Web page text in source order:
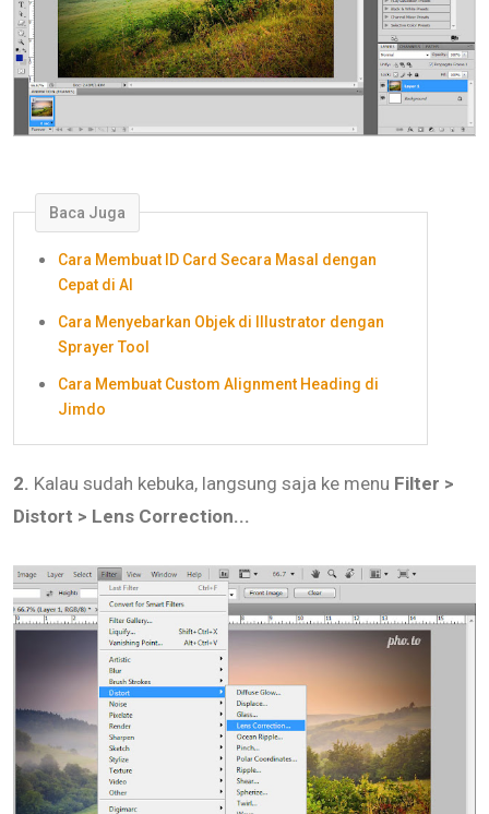
Baca Juga
Cara Membuat ID Card Secara Masal dengan
Cepat di AI
Cara Menyebarkan Objek di Illustrator dengan
Sprayer Tool
Cara Membuat Custom Alignment Heading di
Jimdo
2. Kalau sudah kebuka, langsung saja ke menu Filter >
Distort > Lens Correction...